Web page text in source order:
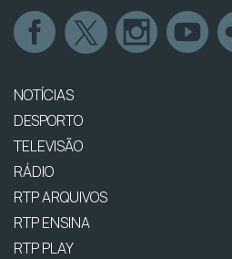
NOTÍCIAS
DESPORTO
TELEVISÃO
RÁDIO
RTP ARQUIVOS
RTP ENSINA
RTP PLAY